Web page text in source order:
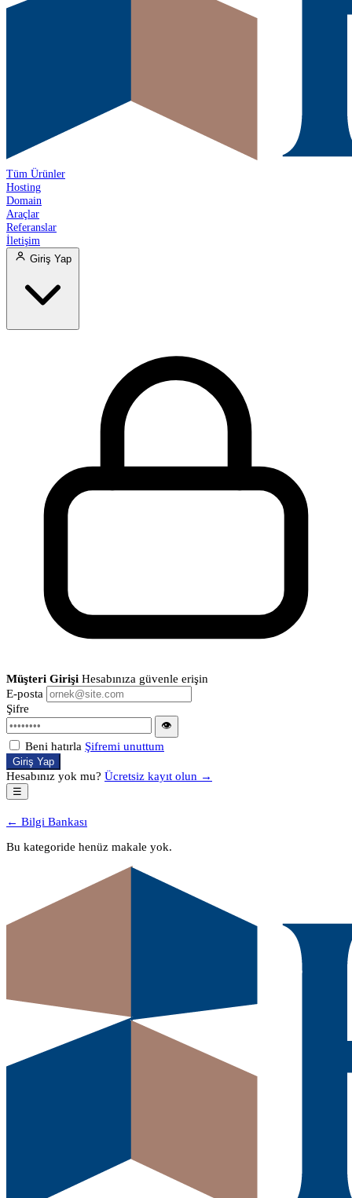
Tüm Ürünler
Hosting
Domain
Araçlar
Referanslar
İletişim
Giriş Yap
Müşteri Girişi Hesabınıza güvenle erişin
E-posta
Şifre
👁
Beni hatırla Şifremi unuttum
Giriş Yap
Hesabınız yok mu? Ücretsiz kayıt olun →
☰
← Bilgi Bankası
Bu kategoride henüz makale yok.